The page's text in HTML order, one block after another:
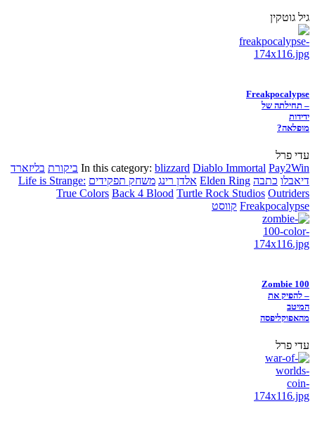
גיל גוטקין
Freakpocalypse
– תחילתה של
ידידות
מופלאה?
עדי פרל
In this category: blizzard Diablo Immortal Pay2Win ביקורת בליזארד
דיאבלו כתבה Elden Ring אלדן רינג משחק תפקידים Life is Strange:
True Colors Back 4 Blood Turtle Rock Studios Outriders
Freakpocalypse קווסט
Zombie 100
– להפיק את
המיטב
מהאפוקליפסה
עדי פרל